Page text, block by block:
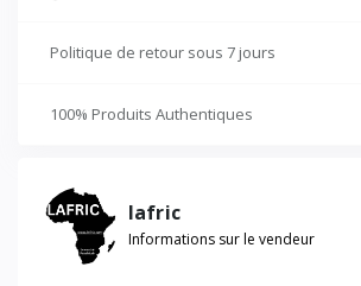
Politique de retour sous 7 jours
100% Produits Authentiques
lafric
Informations sur le vendeur